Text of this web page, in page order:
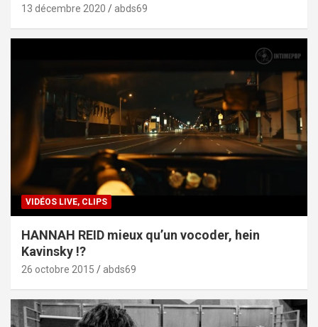
13 décembre 2020 abds69
VIDÉOS LIVE, CLIPS
HANNAH REID mieux qu’un vocoder, hein
Kavinsky !?
26 octobre 2015 abds69